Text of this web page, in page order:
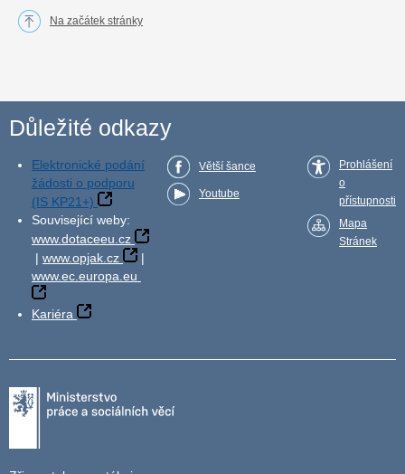
Na začátek stránky
Důležité odkazy
Elektronické podání
žádosti o podporu
(IS KP21+)
Související weby:
www.dotaceeu.cz
| www.opjak.cz
|
www.ec.europa.eu
Kariéra
Větší šance
Youtube
Prohlášení
o
přístupnosti
Mapa
Stránek